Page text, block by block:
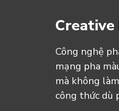
Công nghệ
mạng pha
mà không
công thức dù